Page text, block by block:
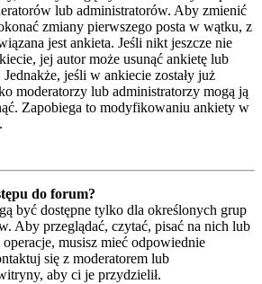
lub administratorów. Aby zmienić
zmiany pierwszego posta w wątku, z
jest ankieta. Jeśli nikt jeszcze nie
jej autor może usunąć ankietę lub
jeśli w ankiecie zostały już
moderatorzy lub administratorzy mogą ją
Zapobiega to modyfikowaniu ankiety w
do forum?
być dostępne tylko dla określonych grup
Aby przeglądać, czytać, pisać na nich lub
musisz mieć odpowiednie
się z moderatorem lub
aby ci je przydzielił.